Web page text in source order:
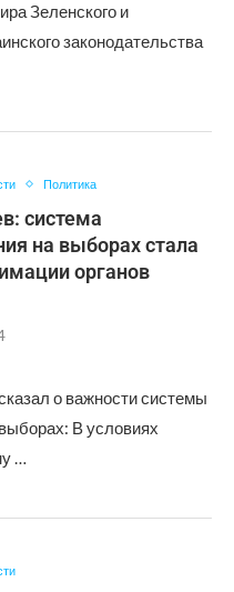
Зеленского и
законодательства
Политика
система
на выборах стала
органов
о важности системы
В условиях
…